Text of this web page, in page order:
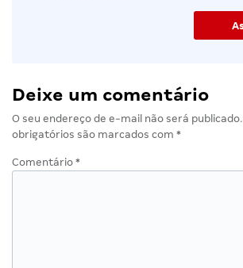
Deixe um comentário
O seu endereço de e-mail não será publicado.
obrigatórios são marcados com *
Comentário *